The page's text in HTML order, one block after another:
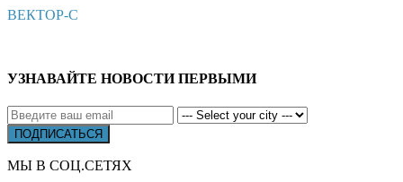
ВЕКТОР-С
УЗНАВАЙТЕ НОВОСТИ ПЕРВЫМИ
МЫ В СОЦ.СЕТЯХ